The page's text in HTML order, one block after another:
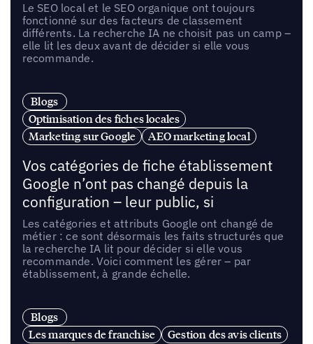
Le SEO local et le SEO organique ont toujours
fonctionné sur des facteurs de classement
différents. La recherche IA ne choisit pas un camp –
elle lit les deux avant de décider si elle vous
recommande.
Blogs
Optimisation des fiches locales
Marketing sur Google
AEO marketing local
Vos catégories de fiche établissement
Google n’ont pas changé depuis la
configuration – leur public, si
Les catégories et attributs Google ont changé de
métier : ce sont désormais les faits structurés que
la recherche IA lit pour décider si elle vous
recommande. Voici comment les gérer – par
établissement, à grande échelle.
Blogs
Les marques de franchise
Gestion des avis clients